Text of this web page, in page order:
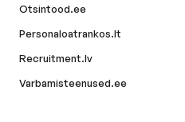
Otsintood.ee
Personaloatrankos.lt
Recruitment.lv
Varbamisteenused.ee